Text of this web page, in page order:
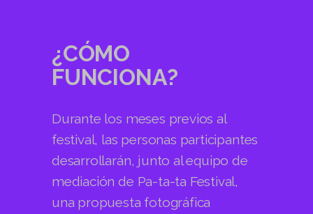
¿CÓMO
FUNCIONA?
Durante los meses previos al
festival, las personas participantes
desarrollarán, junto al equipo de
mediación de Pa-ta-ta Festival,
una propuesta fotográfica